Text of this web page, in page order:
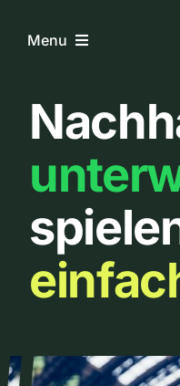
InhaltMenu
Home
Über uns
Urbanlist